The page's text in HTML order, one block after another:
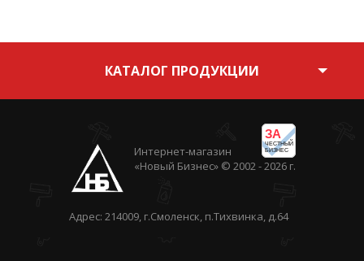
КАТАЛОГ ПРОДУКЦИИ
ЗА
ЧЕСТНЫЙ
БИЗНЕС
Интернет-магазин
«Новый Бизнес» © 2002 - 2026 г.
Адрес: 214009, г.Смоленск, п.Тихвинка, д.64